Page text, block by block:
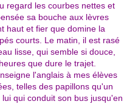
regard les courbes nettes et
sa bouche aux lèvres
haut et fier que domine la
courts. Le matin, il est rasé
lisse, qui semble si douce,
que dure le trajet.
l'anglais à mes élèves
telles des papillons qu'un
qui conduit son bus jusqu'en